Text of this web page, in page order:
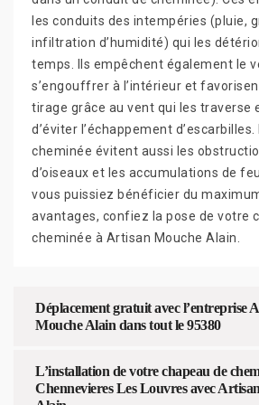
les conduits des intempéries (pluie,
infiltration d’humidité) qui les
temps. Ils empêchent également le
s’engouffrer à l’intérieur et
tirage grâce au vent qui les traverse
d’éviter l’échappement
cheminée évitent aussi les
d’oiseaux et les accumulations de
vous puissiez bénéficier du
avantages, confiez la pose de votre
cheminée à Artisan Mouche Alain.
Déplacement gratuit avec l’entreprise
Mouche Alain dans tout le 95380
L’installation de votre chapeau de
Chennevieres Les Louvres avec